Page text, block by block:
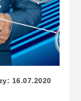
16.07.2020